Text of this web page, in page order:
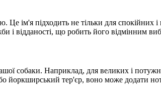
ім'я підходить не тільки для
і відданості, що робить його відмінним
собаки. Наприклад, для великих і
йоркширський тер'єр, воно може додати